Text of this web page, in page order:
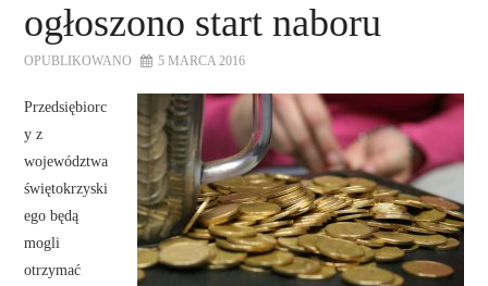
ogłoszono start naboru
OPUBLIKOWANO 5 MARCA 2016
Przedsiębiorc
y z
województwa
świętokrzyski
ego będą
mogli
otrzymać